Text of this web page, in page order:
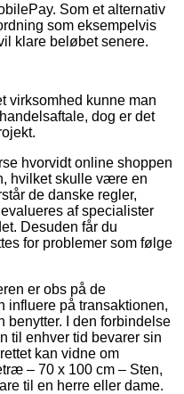
Som et alternativ
som eksempelvis
klare beløbet senere.
virksomhed kunne man
dog er det
hvorvidt online shoppen
hvilket skulle være en
de danske regler,
af specialister
Desuden får du
for problemer som følge
er obs på de
influere på transaktionen,
benytter. I den forbindelse
til enhver tid bevarer sin
kan vidne om
– 70 x 100 cm – Sten,
til en herre eller dame.